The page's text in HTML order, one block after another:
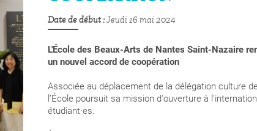
Date de début Jeudi 16 mai 2024
L'École des Beaux-Arts de Nantes Saint-Nazaire
un nouvel accord de coopération
Associée au déplacement de la délégation culture
l’École poursuit sa mission d'ouverture à
étudiant·es.